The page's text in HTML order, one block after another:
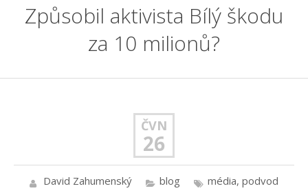
Způsobil aktivista Bílý škodu
za 10 milionů?
ČVN
26
David Zahumenský blog média, podvod